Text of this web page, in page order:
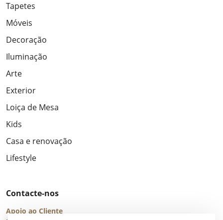
Tapetes
Móveis
Decoração
Iluminação
Arte
Exterior
Loiça de Mesa
Kids
Casa e renovação
Lifestyle
Contacte-nos
Apoio ao Cliente